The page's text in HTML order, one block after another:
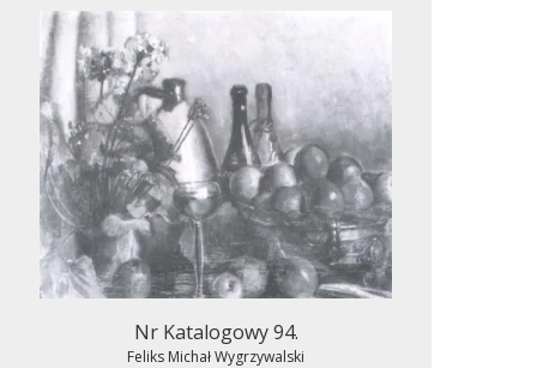
Nr Katalogowy 94.
Feliks Michał Wygrzywalski